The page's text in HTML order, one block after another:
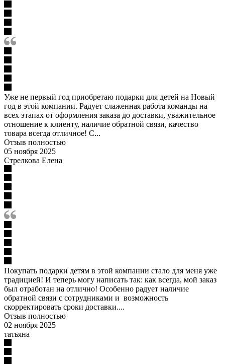
Уже не первый год приобретаю подарки для детей на Новый
год в этой компании. Радует слаженная работа команды на
всех этапах от оформления заказа до доставки, уважительное
отношение к клиенту, наличие обратной связи, качество
товара всегда отличное! С...
Отзыв полностью
05 ноября 2025
Стрелкова Елена
Покупать подарки детям в этой компании стало для меня уже
традицией! И теперь могу написать так: как всегда, мой заказ
был отработан на отлично! Особенно радует наличие
обратной связи с сотрудниками и возможность
скорректировать сроки доставки....
Отзыв полностью
02 ноября 2025
татьяна